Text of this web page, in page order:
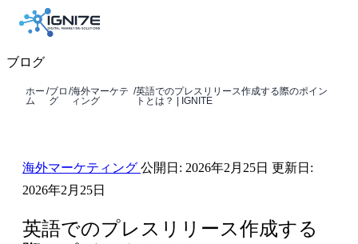
ブログ
ホー
ム
/ブロ
グ
/海外マーケテ
ィング
/英語でのプレスリリース作成する際のポイン
トとは？ | IGNITE
海外マーケティング 公開日: 2026年2月25日 更新日:
2026年2月25日
英語でのプレスリリース作成する